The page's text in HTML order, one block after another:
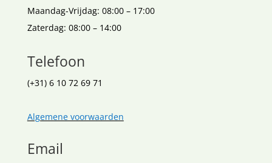
Maandag-Vrijdag: 08:00 – 17:00
Zaterdag: 08:00 – 14:00
Telefoon
(+31) 6 10 72 69 71
Algemene voorwaarden
Email